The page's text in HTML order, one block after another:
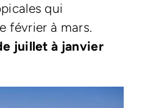
qui
février à mars.
juillet à janvier